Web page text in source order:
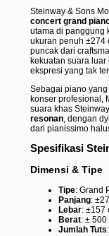
Steinway & Sons
concert grand
utama di panggung
ukuran penuh ±274
puncak dari
kekuatan suara luar
ekspresi yang tak
Sebagai piano
konser profesional,
suara khas
resonan, dengan
dari pianissimo
Spesifikasi
Dimensi & Tipe
Tipe: Grand
Panjang:
Lebar: ±157
Berat: ± 500
Jumlah Tuts